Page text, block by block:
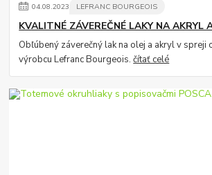
04.08.2023 LEFRANC BOURGEOIS
KVALITNÉ ZÁVEREČNÉ LAKY NA AKRYL
Obľúbený záverečný lak na olej a akryl v spreji
výrobcu Lefranc Bourgeois.čítať celé